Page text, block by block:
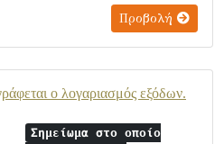
Προβολή
ο λογαριασμός εξόδων.
Σημείωμα στο οποίο